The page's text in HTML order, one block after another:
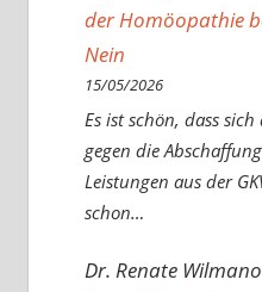
der Homöopathie
Nein
15/05/2026
Es ist schön, dass
gegen die
Leistungen aus der
schon…
Dr. Renate